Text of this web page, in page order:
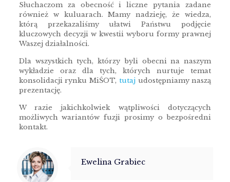
Słuchaczom za obecność i liczne pytania zadane
również w kuluarach. Mamy nadzieję, że wiedza,
którą przekazaliśmy ułatwi Państwu podjęcie
kluczowych decyzji w kwestii wyboru formy prawnej
Waszej działalności.
Dla wszystkich tych, którzy byli obecni na naszym
wykładzie oraz dla tych, których nurtuje temat
konsolidacji rynku MiŚOT, tutajudostępniamy naszą
prezentację.
W razie jakichkolwiek wątpliwości dotyczących
możliwych wariantów fuzji prosimy o bezpośredni
kontakt.
Ewelina Grabiec